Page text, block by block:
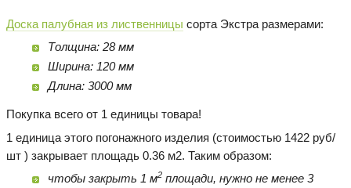
Доска палубная из лиственницы сорта Экстра размерами:
Толщина: 28 мм
Ширина: 120 мм
Длина: 3000 мм
Покупка всего от 1 единицы товара!
1 единица этого погонажного изделия (стоимостью 1422 руб/
шт ) закрывает площадь 0.36 м2. Таким образом:
чтобы закрыть 1 м2площади, нужно не менее 3